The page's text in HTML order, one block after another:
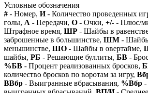
Условные обозначения
# - Номер, И- Количество проведенных
голы, А - Передачи, О - Очки, +/- - Плюс/
Штрафное время, ШР - Шайбы в
заброшенные в большинстве, ШМ -
меньшинстве, ШО - Шайбы в овертайме,
шайбы, РБ - Решающие буллиты, БВ -
%БВ - Процент реализованных бросков,
количество бросков по воротам за игру,
ВВбр - Выигранные вбрасывания, %Вбр -